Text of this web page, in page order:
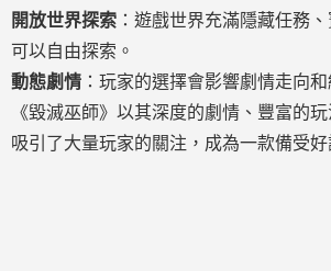
開放世界探索 ：遊戲世界充滿隱藏任務
可以自由探索。
動態劇情 ：玩家的選擇會影響劇情走向和
《毀滅巫師》以其深度的劇情、豐富的
吸引了大量玩家的關注，成為一款備受好